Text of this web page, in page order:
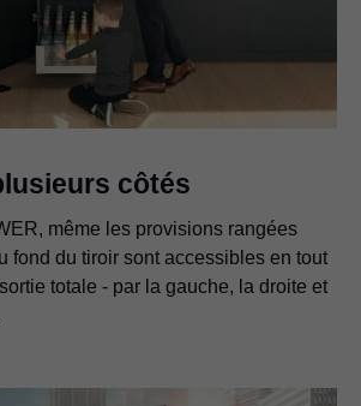
côtés
même les provisions rangées
fond du tiroir sont accessibles en tout
totale - par la gauche, la droite et